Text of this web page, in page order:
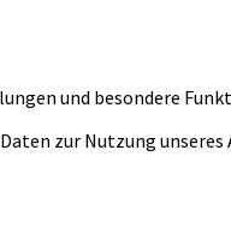
und besondere
zur Nutzung